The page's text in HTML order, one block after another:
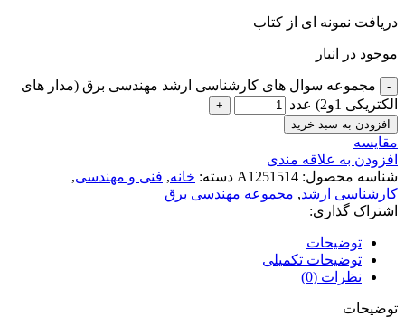
دریافت نمونه ای از کتاب
موجود در انبار
مجموعه سوال های کارشناسی ارشد مهندسی برق (مدار های
الکتریکی 1و2) عدد
افزودن به سبد خرید
مقايسه
افزودن به علاقه مندی
شناسه محصول: A1251514 دسته: خانه, فنی و مهندسی,
کارشناسی ارشد, مجموعه مهندسی برق
اشتراک گذاری:
توضیحات
توضیحات تکمیلی
نظرات (0)
توضیحات